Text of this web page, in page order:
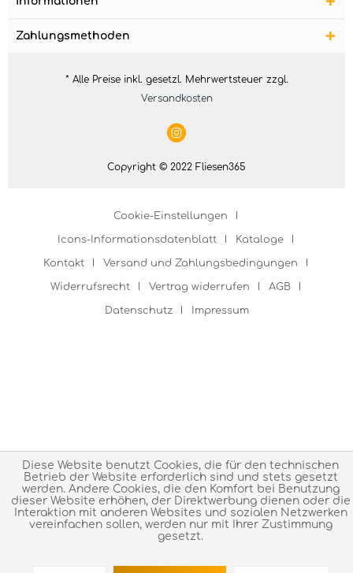
Zahlungsmethoden
* Alle Preise inkl. gesetzl. Mehrwertsteuer zzgl.
Versandkosten
Copyright © 2022 Fliesen365
Cookie-Einstellungen
Icons-Informationsdatenblatt Kataloge
Kontakt Versand und Zahlungsbedingungen
Widerrufsrecht Vertrag widerrufen AGB
Datenschutz Impressum
Diese Website benutzt Cookies, die für den technischen
Betrieb der Website erforderlich sind und stets gesetzt
werden. Andere Cookies, die den Komfort bei Benutzung
dieser Website erhöhen, der Direktwerbung dienen oder die
Interaktion mit anderen Websites und sozialen Netzwerken
vereinfachen sollen, werden nur mit Ihrer Zustimmung
gesetzt.